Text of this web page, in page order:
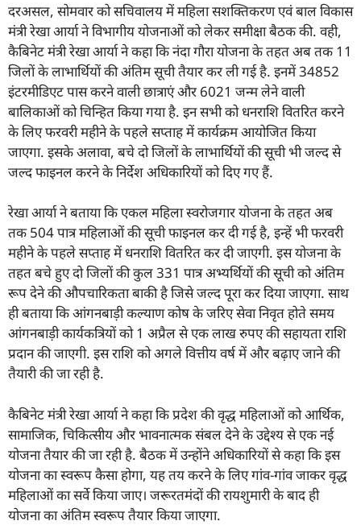
दरअसल, सोमवार को सचिवालय में महिला सशक्तिकरण एवं बाल विकास
मंत्री रेखा आर्या ने विभागीय योजनाओं को लेकर समीक्षा बैठक की. वही,
कैबिनेट मंत्री रेखा आर्या ने कहा कि नंदा गौरा योजना के तहत अब तक 11
जिलों के लाभार्थियों की अंतिम सूची तैयार कर ली गई है. इनमें 34852
इंटरमीडिएट पास करने वाली छात्राएं और 6021 जन्म लेने वाली
बालिकाओं को चिन्हित किया गया है. इन सभी को धनराशि वितरित करने
के लिए फरवरी महीने के पहले सप्ताह में कार्यक्रम आयोजित किया
जाएगा. इसके अलावा, बचे दो जिलों के लाभार्थियों की सूची भी जल्द से
जल्द फाइनल करने के निर्देश अधिकारियों को दिए गए हैं.
रेखा आर्या ने बताया कि एकल महिला स्वरोजगार योजना के तहत अब
तक 504 पात्र महिलाओं की सूची फाइनल कर दी गई है, इन्हें भी फरवरी
महीने के पहले सप्ताह में धनराशि वितरित कर दी जाएगी. इस योजना के
तहत बचे हुए दो जिलों की कुल 331 पात्र अभ्यर्थियों की सूची को अंतिम
रूप देने की औपचारिकता बाकी है जिसे जल्द पूरा कर दिया जाएगा. साथ
ही बताया कि आंगनबाड़ी कल्याण कोष के जरिए सेवा निवृत होते समय
आंगनबाड़ी कार्यकत्रियों को 1 अप्रैल से एक लाख रुपए की सहायता राशि
प्रदान की जाएगी. इस राशि को अगले वित्तीय वर्ष में और बढ़ाए जाने की
तैयारी की जा रही है.
कैबिनेट मंत्री रेखा आर्या ने कहा कि प्रदेश की वृद्ध महिलाओं को आर्थिक,
सामाजिक, चिकित्सीय और भावनात्मक संबल देने के उद्देश्य से एक नई
योजना तैयार की जा रही है. बैठक में उन्होंने अधिकारियों से कहा कि इस
योजना का स्वरूप कैसा होगा, यह तय करने के लिए गांव-गांव जाकर वृद्ध
महिलाओं का सर्वे किया जाए। जरूरतमंदों की रायशुमारी के बाद ही
योजना का अंतिम स्वरूप तैयार किया जाएगा.